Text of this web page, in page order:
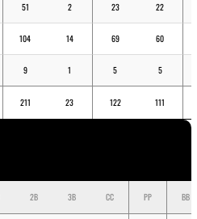
51 2 23 22
104 14 69 60
9 1 5 5
211 23 122 111
2B 3B CC PP BB